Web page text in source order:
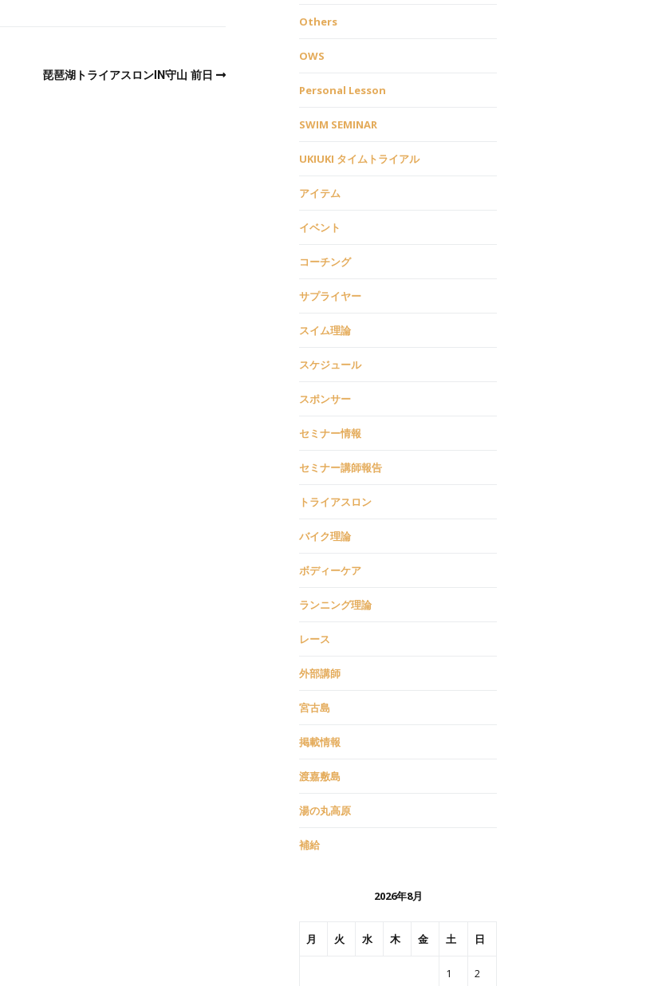
琵琶湖トライアスロンIN守山 前日
Others
OWS
Personal Lesson
SWIM SEMINAR
UKIUKI タイムトライアル
アイテム
イベント
コーチング
サプライヤー
スイム理論
スケジュール
スポンサー
セミナー情報
セミナー講師報告
トライアスロン
バイク理論
ボディーケア
ランニング理論
レース
外部講師
宮古島
掲載情報
渡嘉敷島
湯の丸高原
補給
2026年8月
月 火 水 木 金 土 日
1 2